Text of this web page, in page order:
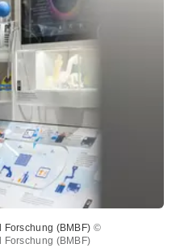
(BMBF) ©
(BMBF)